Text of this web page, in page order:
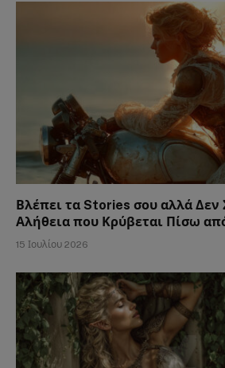
Βλέπει τα Stories σου αλλά Δεν
Αλήθεια που Κρύβεται Πίσω
15 Ιουλίου 2026